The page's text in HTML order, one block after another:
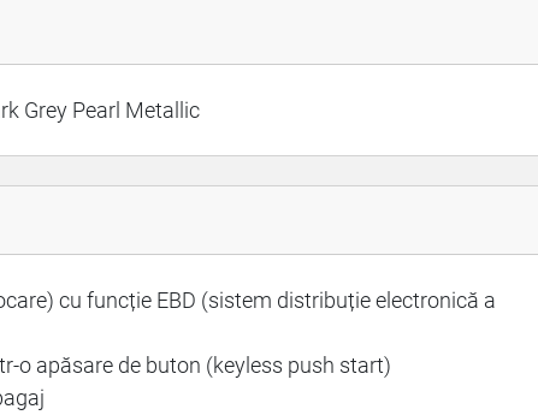
Grey Pearl Metallic
cu funcție EBD (sistem distribuție electronică a
o apăsare de buton (keyless push start)